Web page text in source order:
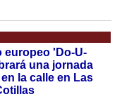
europeo 'Do-U-
una jornada
la calle en Las